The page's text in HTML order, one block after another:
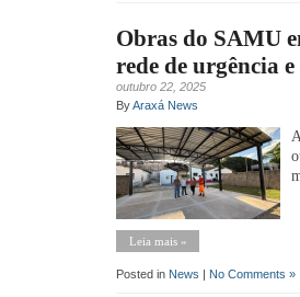
Obras do SAMU
rede de urgência
outubro 22, 2025
ByAraxá News
Leia mais »
Posted in News No Comments »